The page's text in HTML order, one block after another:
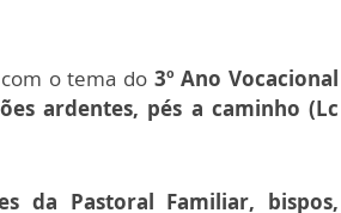
o tema do 3º Ano Vocacional
ardentes, pés a caminho (Lc
da Pastoral Familiar, bispos,